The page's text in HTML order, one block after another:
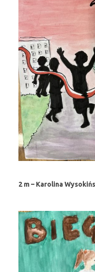
2 m – Karolina